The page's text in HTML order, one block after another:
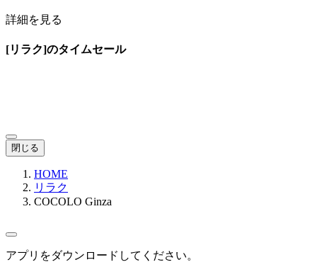
詳細を見る
[リラク]のタイムセール
閉じる
HOME
リラク
COCOLO Ginza
アプリをダウンロードしてください。